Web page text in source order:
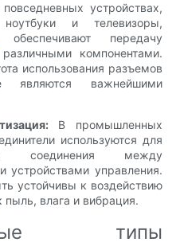
устройствах,
и телевизоры,
передачу
компонентами.
использования разъемов
являются важнейшими
В промышленных
используются для
соединения между
устройствами управления.
устойчивы к воздействию
пыль, влага и вибрация.
типы